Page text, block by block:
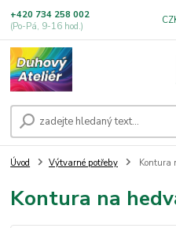
+420 734 258 002
(Po-Pá, 9-16 hod.)
Úvod Výtvarné potřeby Kontura
Kontura na